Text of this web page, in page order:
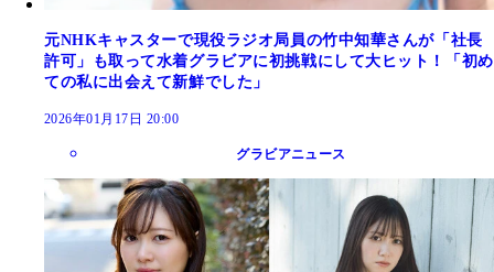
元NHKキャスターで現役ラジオ局員の竹中知華さんが「社長
許可」も取って水着グラビアに初挑戦にして大ヒット！「初め
ての私に出会えて新鮮でした」
2026年01月17日 20:00
グラビアニュース